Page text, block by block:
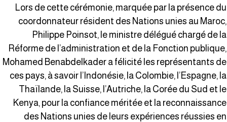
Lors de cette cérémonie, marquée par la présence
coordonnateur résident des Nations unies au
Philippe Poinsot, le ministre délégué chargé de
Réforme de l’administration et de la Fonction
Mohamed Benabdelkader a félicité les représentants
ces pays, à savoir l’Indonésie, la Colombie, l’Espagne,
Thaïlande, la Suisse, l’Autriche, la Corée du Sud et
Kenya, pour la confiance méritée et la
des Nations unies de leurs expériences réussies